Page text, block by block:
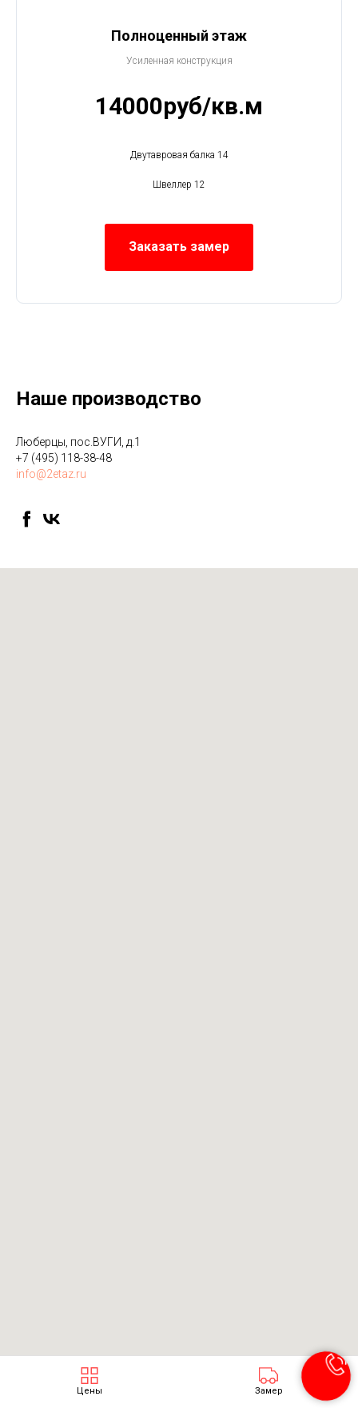
Полноценный этаж
Усиленная конструкция
14000руб/кв.м
Двутавровая балка 14
Швеллер 12
Заказать замер
Наше производство
Люберцы, пос.ВУГИ, д.1
+7 (495) 118-38-48
info@2etaz.ru
Цены Замер